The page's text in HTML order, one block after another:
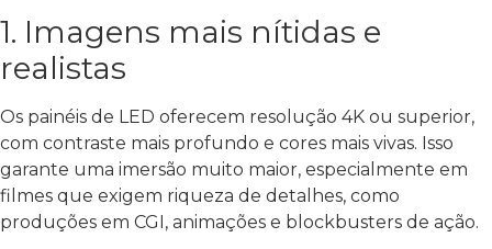
1. Imagens mais nítidas e
realistas
Os painéis de LED oferecem resolução 4K ou superior,
com contraste mais profundo e cores mais vivas. Isso
garante uma imersão muito maior, especialmente em
filmes que exigem riqueza de detalhes, como
produções em CGI, animações e blockbusters de ação.